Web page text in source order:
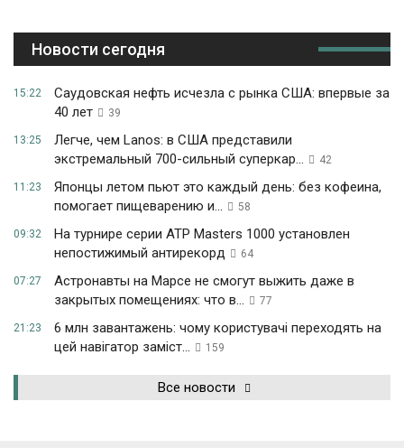
Новости сегодня
15:22
Саудовская нефть исчезла с рынка США: впервые за
40 лет
39
13:25
Легче, чем Lanos: в США представили
экстремальный 700-сильный суперкар...
42
11:23
Японцы летом пьют это каждый день: без кофеина,
помогает пищеварению и...
58
09:32
На турнире серии ATP Masters 1000 установлен
непостижимый антирекорд
64
07:27
Астронавты на Марсе не смогут выжить даже в
закрытых помещениях: что в...
77
21:23
6 млн завантажень: чому користувачі переходять на
цей навігатор заміст...
159
Все новости